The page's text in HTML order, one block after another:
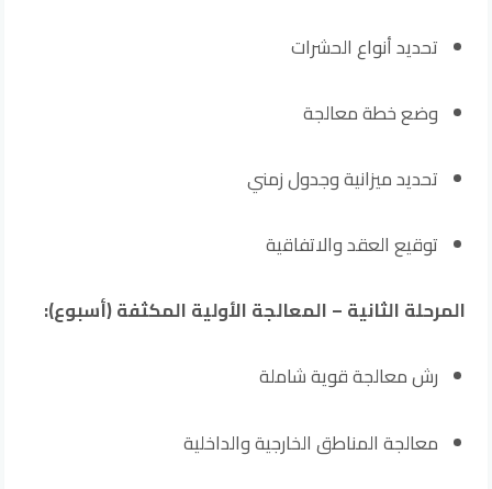
تحديد أنواع الحشرات
وضع خطة معالجة
تحديد ميزانية وجدول زمني
توقيع العقد والاتفاقية
المرحلة الثانية – المعالجة الأولية المكثفة (أسبوع):
رش معالجة قوية شاملة
معالجة المناطق الخارجية والداخلية